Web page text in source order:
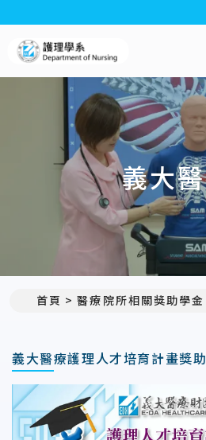
義大
首頁 醫療院所相關獎助學金
義大醫療護理人才培育計畫獎